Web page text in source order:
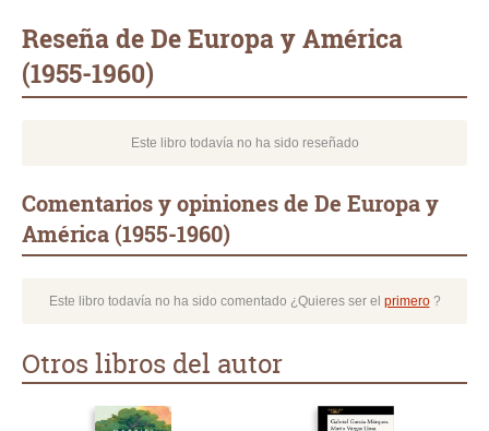
Reseña de De Europa y América
(1955-1960)
Este libro todavía no ha sido reseñado
Comentarios y opiniones de De Europa y
América (1955-1960)
Este libro todavía no ha sido comentado ¿Quieres ser el primero?
Otros libros del autor